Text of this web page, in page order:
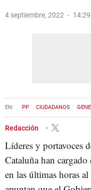
4 septiembre, 2022 14:29
PP CIUDADANOS
Redacción
Líderes y portavoces
Cataluña han
en las últimas horas